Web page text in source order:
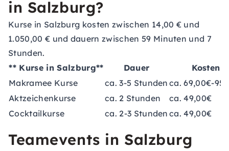
in Salzburg?
Kurse in Salzburg kosten zwischen 14,00 € und
1.050,00 € und dauern zwischen 59 Minuten und 7
Stunden.
** Kurse in Salzburg**
Dauer
Kosten
Makramee Kurse
ca. 3-5 Stunden ca. 69,00€-
Aktzeichenkurse
ca. 2 Stunden
ca. 49,00€
Cocktailkurse
ca. 2-3 Stunden ca. 49,00€
Teamevents in Salzburg